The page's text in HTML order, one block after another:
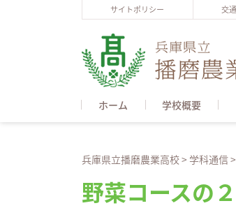
サイトポリシー 交
ホーム 学校概要
兵庫県立播磨農業高校> 学科通信>
野菜コースの